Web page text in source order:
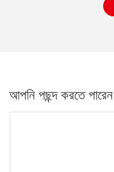
আপনি পছন্দ করতে পারেন